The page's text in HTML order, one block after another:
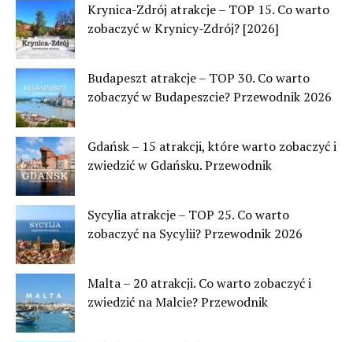
Krynica-Zdrój atrakcje – TOP 15. Co warto
zobaczyć w Krynicy-Zdrój? [2026]
Budapeszt atrakcje – TOP 30. Co warto
zobaczyć w Budapeszcie? Przewodnik 2026
Gdańsk – 15 atrakcji, które warto zobaczyć i
zwiedzić w Gdańsku. Przewodnik
Sycylia atrakcje – TOP 25. Co warto
zobaczyć na Sycylii? Przewodnik 2026
Malta – 20 atrakcji. Co warto zobaczyć i
zwiedzić na Malcie? Przewodnik